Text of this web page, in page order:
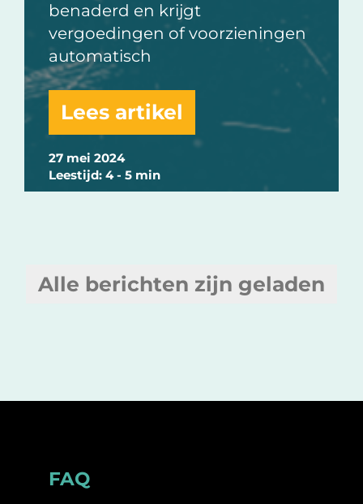
27 mei 2024
Leestijd: 4 - 5 min
benaderd en krijgt
vergoedingen of voorzieningen
automatisch
Lees artikel
Alle berichten zijn geladen
Footer
FAQ